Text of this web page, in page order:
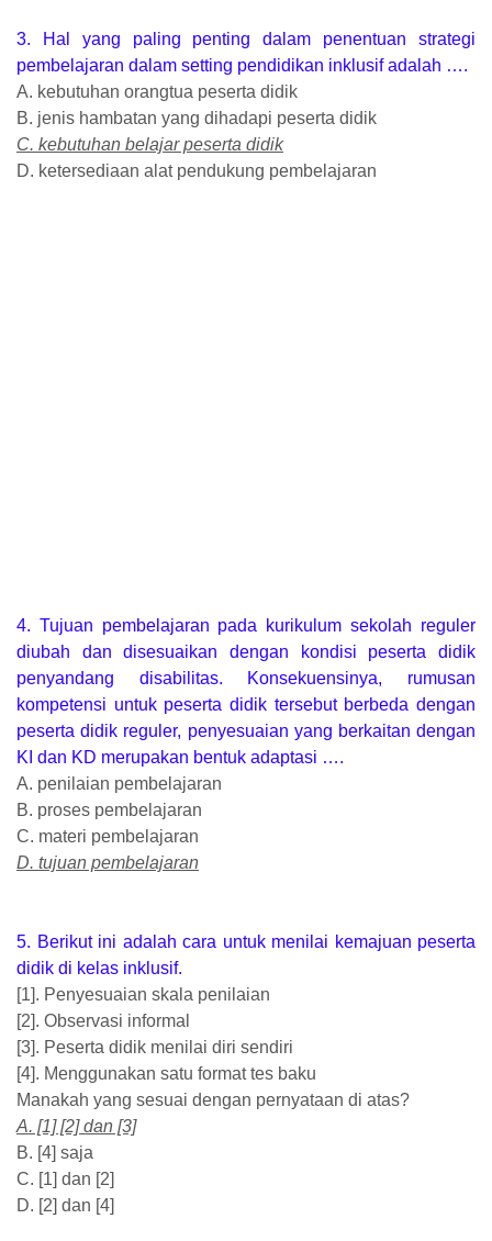
3. Hal yang paling penting dalam penentuan strategi
pembelajaran dalam setting pendidikan inklusif adalah ….
A. kebutuhan orangtua peserta didik
B. jenis hambatan yang dihadapi peserta didik
C. kebutuhan belajar peserta didik
D. ketersediaan alat pendukung pembelajaran
4. Tujuan pembelajaran pada kurikulum sekolah reguler
diubah dan disesuaikan dengan kondisi peserta didik
penyandang disabilitas. Konsekuensinya, rumusan
kompetensi untuk peserta didik tersebut berbeda dengan
peserta didik reguler, penyesuaian yang berkaitan dengan
KI dan KD merupakan bentuk adaptasi ….
A. penilaian pembelajaran
B. proses pembelajaran
C. materi pembelajaran
D. tujuan pembelajaran
5. Berikut ini adalah cara untuk menilai kemajuan peserta
didik di kelas inklusif.
[1]. Penyesuaian skala penilaian
[2]. Observasi informal
[3]. Peserta didik menilai diri sendiri
[4]. Menggunakan satu format tes baku
Manakah yang sesuai dengan pernyataan di atas?
A. [1] [2] dan [3]
B. [4] saja
C. [1] dan [2]
D. [2] dan [4]